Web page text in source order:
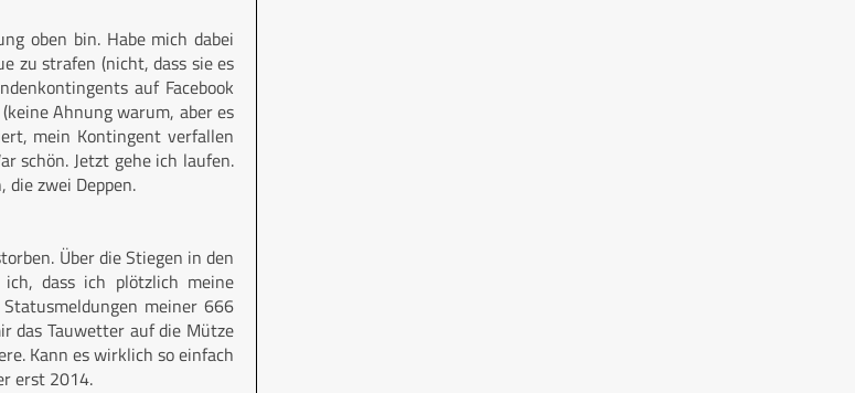
oben bin. Habe mich dabei
zu strafen (nicht, dass sie es
auf Facebook
Ahnung warum, aber es
mein Kontingent verfallen
schön. Jetzt gehe ich laufen.
die zwei Deppen.
Über die Stiegen in den
dass ich plötzlich meine
meiner 666
das Tauwetter auf die Mütze
Kann es wirklich so einfach
erst 2014.